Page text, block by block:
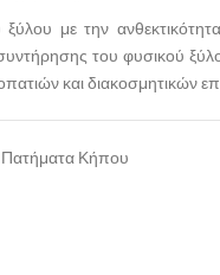
ξύλου με την
του φυσικού
και διακοσμητικών
Πατήματα Κήπου